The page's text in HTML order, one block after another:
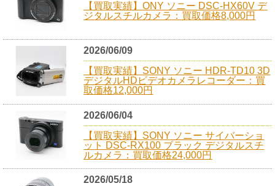
【買取実績】ONY ソニー DSC-HX60V デ
ジタルスチルカメラ：買取価格8,000円
2026/06/09
【買取実績】SONY ソニー HDR-TD10 3D
デジタルHDビデオカメラレコーダー：買
取価格12,000円
2026/06/04
【買取実績】SONY ソニー サイバーショ
ット DSC-RX100 ブラック デジタルスチ
ルカメラ：買取価格24,000円
2026/05/18